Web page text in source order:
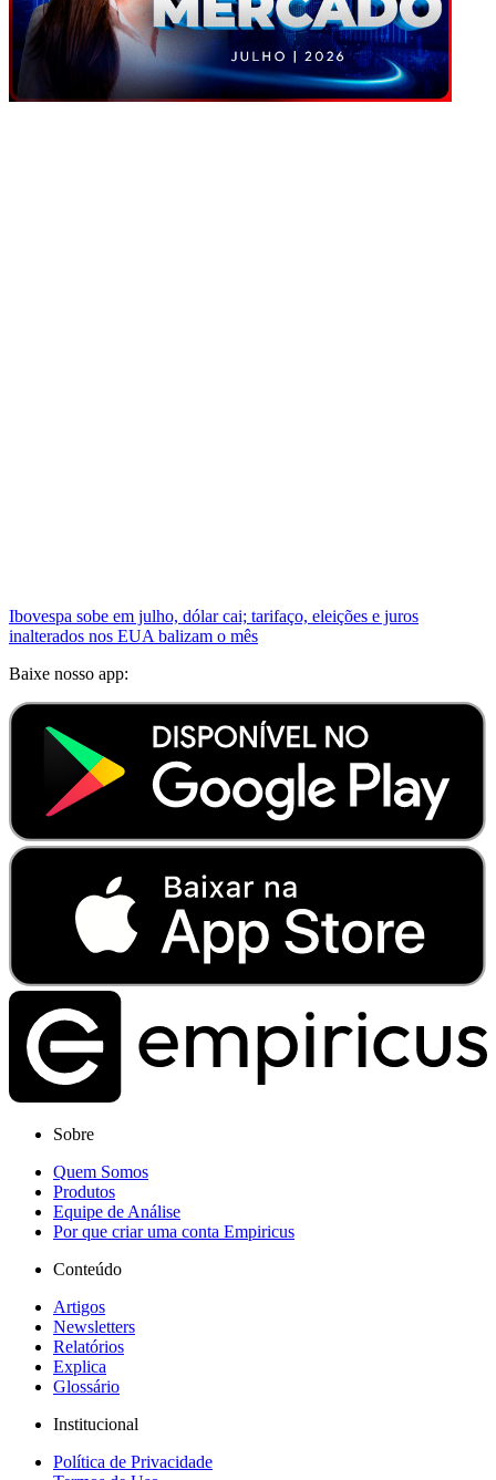
Ibovespa sobe em julho, dólar cai; tarifaço, eleições e juros
inalterados nos EUA balizam o mês
Baixe nosso app:
Sobre
Quem Somos
Produtos
Equipe de Análise
Por que criar uma conta Empiricus
Conteúdo
Artigos
Newsletters
Relatórios
Explica
Glossário
Institucional
Política de Privacidade